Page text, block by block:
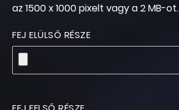
az 1500 x 1000 pixelt vagy a 2 MB-ot.
FEJ ELÜLSŐ RÉSZE